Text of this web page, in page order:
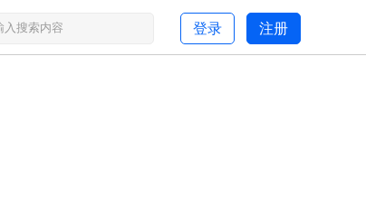
注册
登录